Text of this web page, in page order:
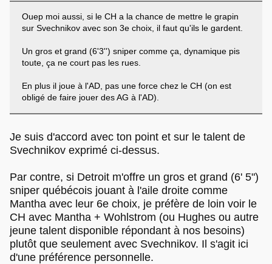
Ouep moi aussi, si le CH a la chance de mettre le grapin
sur Svechnikov avec son 3e choix, il faut qu'ils le gardent.
Un gros et grand (6'3'') sniper comme ça, dynamique pis
toute, ça ne court pas les rues.
En plus il joue à l'AD, pas une force chez le CH (on est
obligé de faire jouer des AG à l'AD).
Je suis d'accord avec ton point et sur le talent de
Svechnikov exprimé ci-dessus.
Par contre, si Detroit m'offre un gros et grand (6' 5")
sniper québécois jouant à l'aile droite comme
Mantha avec leur 6e choix, je préfère de loin voir le
CH avec Mantha + Wohlstrom (ou Hughes ou autre
jeune talent disponible répondant à nos besoins)
plutôt que seulement avec Svechnikov. Il s'agit ici
d'une préférence personnelle.